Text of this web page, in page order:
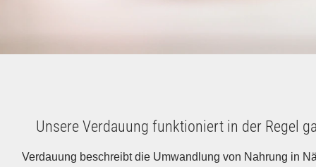
Unsere Verdauung funktioniert in der Regel
Verdauung beschreibt die Umwandlung von Nahrung in
und körperliche Gesundheit. Negative Einflüsse können den